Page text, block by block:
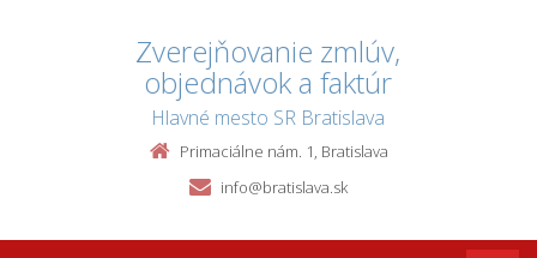
Zverejňovanie zmlúv,
objednávok a faktúr
Hlavné mesto SR Bratislava
Primaciálne nám. 1, Bratislava
info@bratislava.sk